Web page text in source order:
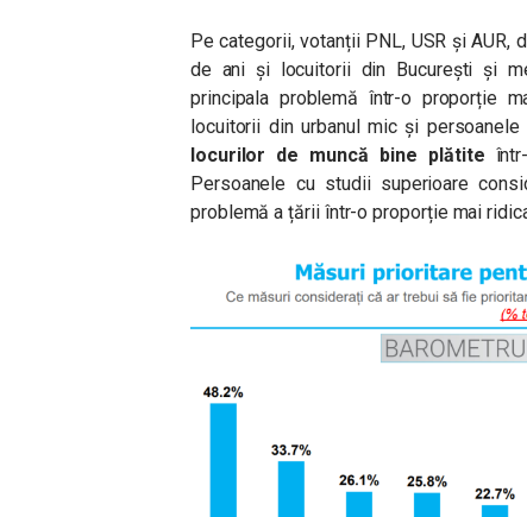
Pe categorii, votanții PNL, USR și
de ani și locuitorii din București și
principala problemă într-o proporție
locuitorii din urbanul mic și
locurilor de muncă bine plătite
Persoanele cu studii superioare
problemă a țării într-o proporție mai